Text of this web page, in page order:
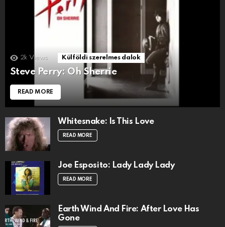
2k Views Külföldi szerelmes dalok
Steve Perry: Oh Sherrie
READ MORE
Whitesnake: Is This Love
READ MORE
Joe Esposito: Lady Lady Lady
READ MORE
Earth Wind And Fire: After Love Has
Gone